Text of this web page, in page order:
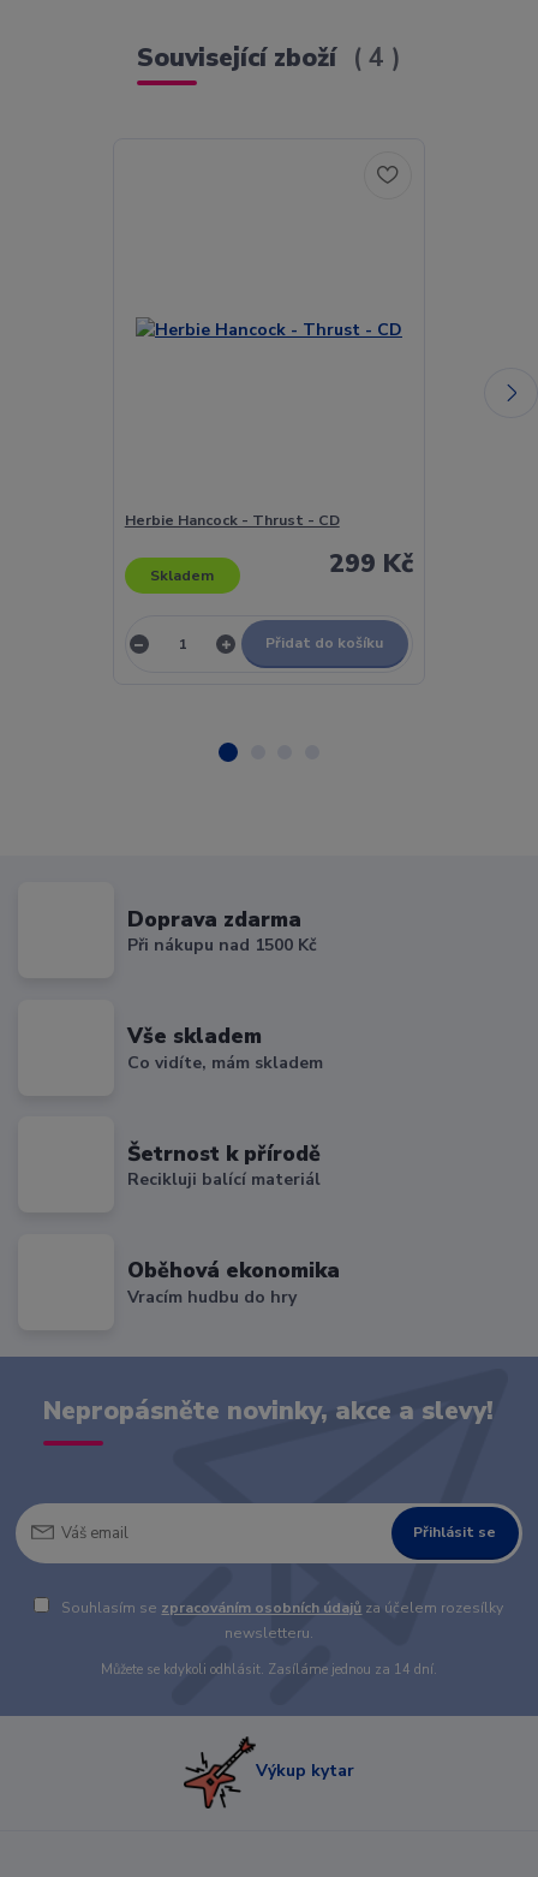
Související zboží 4
Herbie Hancock - Thrust - CD
299 Kč
Skladem
Přidat do košíku
Doprava zdarma
Při nákupu nad 1500 Kč
Vše skladem
Co vidíte, mám skladem
Šetrnost k přírodě
Recikluji balící materiál
Oběhová ekonomika
Vracím hudbu do hry
Nepropásněte novinky, akce a slevy!
Přihlásit se
Souhlasím se zpracováním osobních údajů za účelem rozesílky
newsletteru.
Můžete se kdykoli odhlásit. Zasíláme jednou za 14 dní.
Výkup kytar